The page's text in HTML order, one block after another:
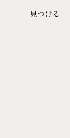
見つける